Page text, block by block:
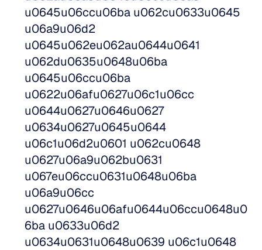
u0645u06ccu06ba u062cu0633u0645
u06a9u06d2
u0645u062eu062au0644u0641
u062du0635u0648u06ba
u0645u06ccu06ba
u0622u06afu0627u06c1u06cc
u0644u0627u0646u0627
u0634u0627u0645u0644
u06c1u06d2u0601 u062cu0648
u0627u06a9u062bu0631
u067eu06ccu0631u0648u06ba
u06a9u06cc
u0627u0646u06afu0644u06ccu0648u0
6ba u0633u06d2
u0634u0631u0648u0639 u06c1u0648